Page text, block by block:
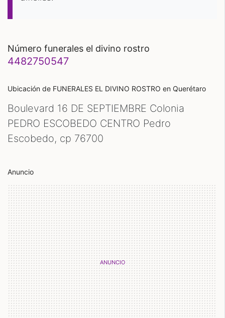
número funerales el divino rostro
4482750547
Ubicación de FUNERALES EL DIVINO ROSTRO en Querétaro
Boulevard 16 DE SEPTIEMBRE Colonia
PEDRO ESCOBEDO CENTRO Pedro
Escobedo, cp 76700
Anuncio